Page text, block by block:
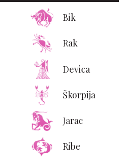
Bik
Rak
Devica
Škorpija
Jarac
Ribe